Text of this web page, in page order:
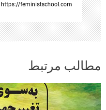
https://feministschool.com
مطالب مرتبط